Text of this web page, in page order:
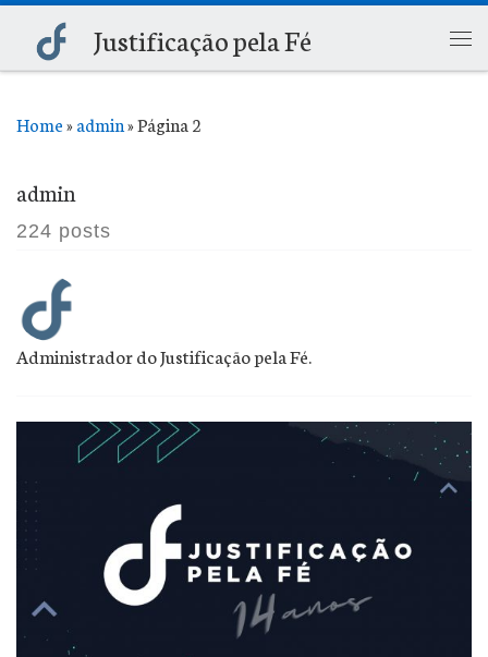
Skip to contentJustificação pela Fé
Home»admin»Página 2
admin
224 posts
Administrador do Justificação pela Fé.
A justificação nos absolve da condenação